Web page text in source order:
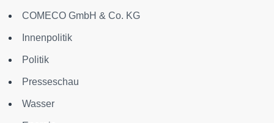
COMECO GmbH & Co. KG
Innenpolitik
Politik
Presseschau
Wasser